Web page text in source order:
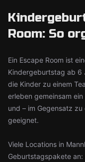
Room: So
Ein Escape Room ist
Kindergeburtstag ab 6
die Kinder zu einem
erleben gemeinsam
und – im Gegensatz
geeignet.
Viele Locations in
Geburtstagspakete